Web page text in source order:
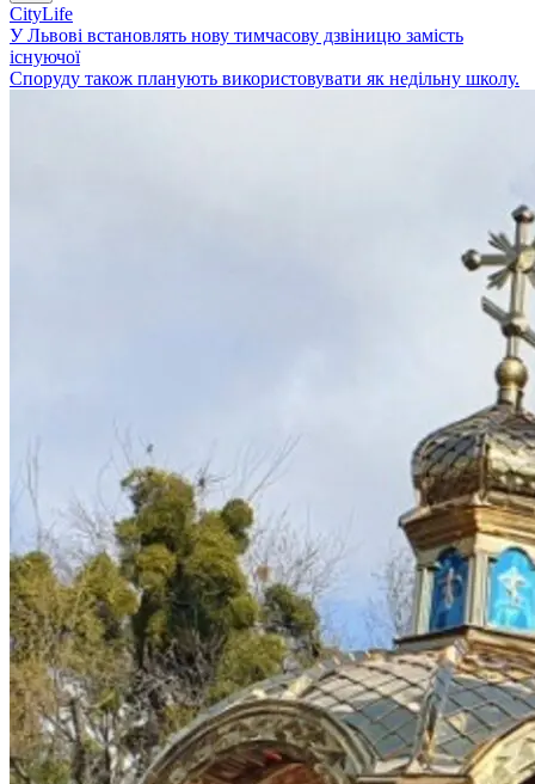
CityLife
У Львові встановлять нову тимчасову дзвіницю замість
існуючої
Споруду також планують використовувати як недільну школу.